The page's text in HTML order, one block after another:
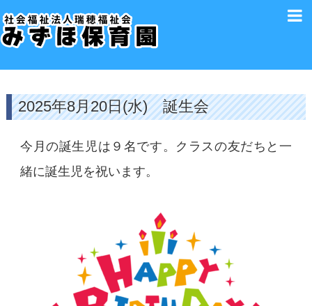
2025年8月20日(水) 誕生会
今月の誕生児は９名です。クラスの友だちと一
緒に誕生児を祝います。